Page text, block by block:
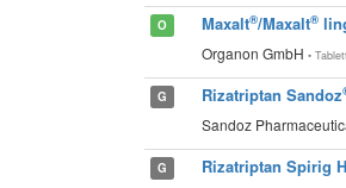
O Maxalt®/Maxalt®
Organon GmbH •
G Rizatriptan Sandoz
Sandoz
G Rizatriptan Spirig